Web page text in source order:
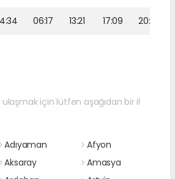
06:17 13:21 17:09 20:15
ulaşmak için lütfen aşağıdan bir il
Adıyaman
Afyon
Aksaray
Amasya